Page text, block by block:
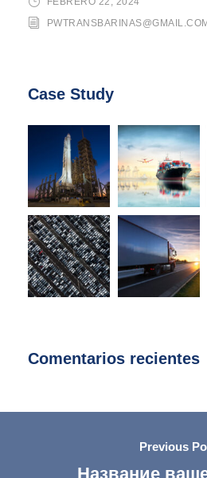
PWTRANSBARINAS@GMAIL.COM
Case Study
Comentarios recientes
Previous
Название